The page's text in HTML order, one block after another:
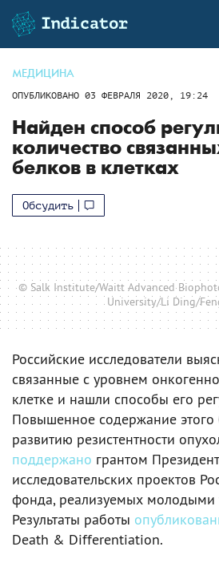
МЕДИЦИНА
ОПУБЛИКОВАНО 03 ФЕВРАЛЯ 2020, 19:24
Найден способ
количество
белков в клетках
Обсудить
© Salk Institute/Waitt Advanced
University/Li Ding/
Российские исследователи
связанные с уровнем
клетке и нашли способы его
Повышенное содержание этого
развитию резистентности
поддержано грантом
исследовательских проектов
фонда, реализуемых молодыми
Результаты работы
Death & Differentiation.